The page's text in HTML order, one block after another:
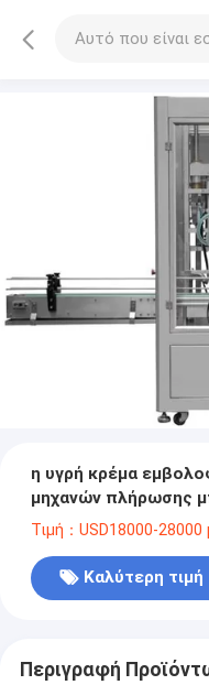
η υγρή κρέμα
μηχανών πλήρωσης
γεμίζει το PLC
Τιμή：USD18000-
Καλύτερη τιμή
Περιγραφή